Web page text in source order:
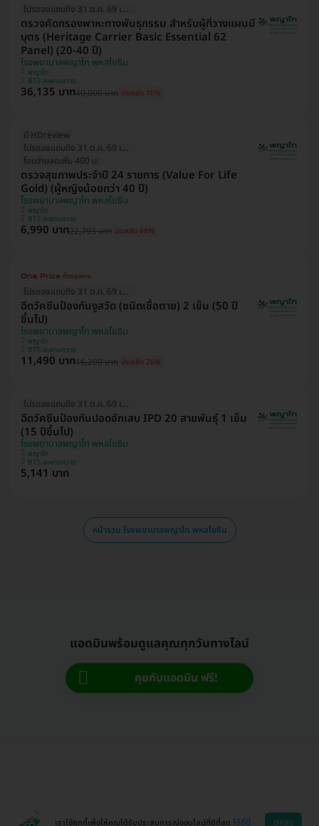
โปรของแถมถึง 31 ต.ค. 69 เท่านั้น!
ตรวจคัดกรองพาหะทางพันธุกรรม สำหรับผู้ที่วางแผนมี
บุตร (Heritage Carrier Basic Essential 62
Panel) (20-40 ปี)
โรงพยาบาลพญาไท พหลโยธิน
พญาไท
BTS สะพานควาย
36,135 บาท40,000 บาท ประหยัด 10%
มี HDreview
โปรของแถมถึง 31 ต.ค. 69 เท่านั้น!
โอนจ่ายลดเพิ่ม 400 บ.
ตรวจสุขภาพประจำปี 24 รายการ (Value For Life
Gold) (ผู้หญิงน้อยกว่า 40 ปี)
โรงพยาบาลพญาไท พหลโยธิน
พญาไท
BTS สะพานควาย
6,990 บาท22,793 บาท ประหยัด 68%
โปรของแถมถึง 31 ต.ค. 69 เท่านั้น!
ฉีดวัคซีนป้องกันงูสวัด (ชนิดเชื้อตาย) 2 เข็ม (50 ปี
ขึ้นไป)
โรงพยาบาลพญาไท พหลโยธิน
พญาไท
BTS สะพานควาย
11,490 บาท16,200 บาท ประหยัด 26%
โปรของแถมถึง 31 ต.ค. 69 เท่านั้น!
ฉีดวัคซีนป้องกันปอดอักเสบ IPD 20 สายพันธุ์ 1 เข็ม
(15 ปีขึ้นไป)
โรงพยาบาลพญาไท พหลโยธิน
พญาไท
BTS สะพานควาย
5,141 บาท
หน้ารวม โรงพยาบาลพญาไท พหลโยธิน
แอดมินพร้อมดูแลคุณทุกวันทางไลน์
คุยกับแอดมิน ฟรี!
เราใช้คุกกี้เพื่อให้คุณได้รับประสบการณ์ออนไลน์ที่ดีที่สุด ได้ที่นี่ ตกลง